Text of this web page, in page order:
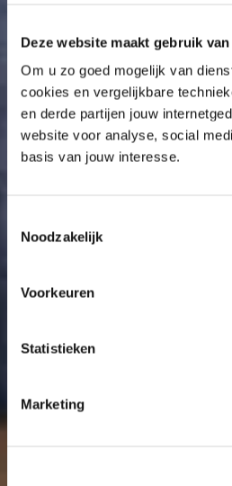
Deze website maakt gebruik
Om u zo goed mogelijk van
cookies en vergelijkbare
en derde partijen jouw
website voor analyse, social
basis van jouw interesse.
Noodzakelijk
Voorkeuren
Statistieken
Marketing